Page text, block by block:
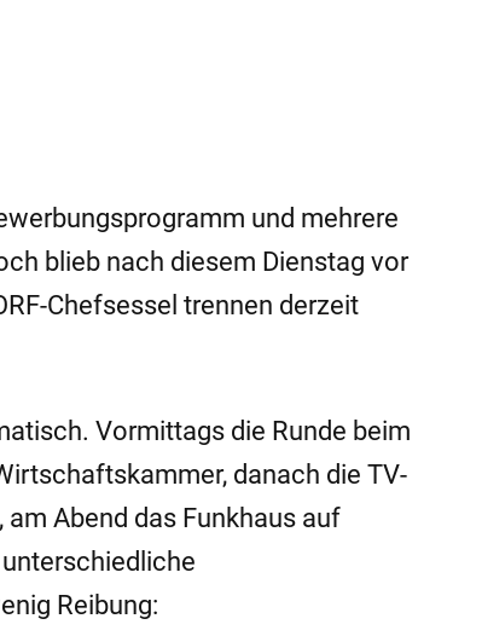
und mehrere
blieb nach diesem Dienstag vor
Chefsessel trennen derzeit
Vormittags die Runde beim
danach die TV-
Abend das Funkhaus auf
Reibung: